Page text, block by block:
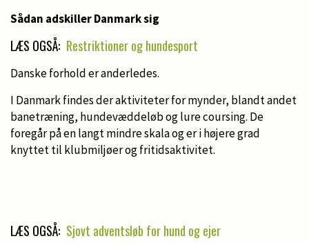
Sådan adskiller Danmark sig
LÆS OGSÅ: Restriktioner og hundesport
Danske forhold er anderledes.
I Danmark findes der aktiviteter for mynder, blandt andet
banetræning, hundevæddeløb og lure coursing. De
foregår på en langt mindre skala og er i højere grad
knyttet til klubmiljøer og fritidsaktivitet.
LÆS OGSÅ: Sjovt adventsløb for hund og ejer